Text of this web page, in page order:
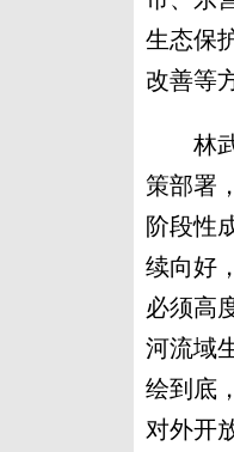
生态保
改善等
林武
策部署
阶段性
续向好
必须高
河流域
绘到底
对外开